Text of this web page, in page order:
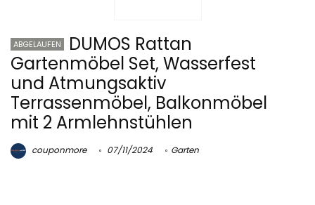
ABGELAUFEN
DUMOS Rattan
Gartenmöbel Set, Wasserfest
und Atmungsaktiv
Terrassenmöbel, Balkonmöbel
mit 2 Armlehnstühlen
couponmore 07/11/2024 Garten